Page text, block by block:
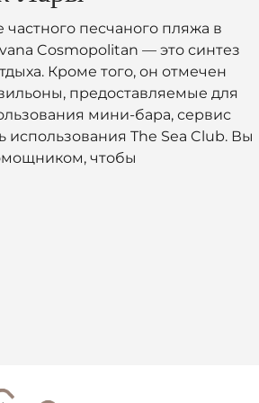
песчаного пляжа в
Cosmopolitan — это синтез
Кроме того, он отмечен
предоставляемые для
мини-бара, сервис
The Sea Club. Вы
чтобы